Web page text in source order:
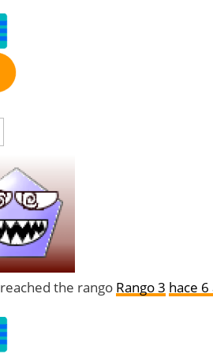
reached the rango Rango 3 hace 6